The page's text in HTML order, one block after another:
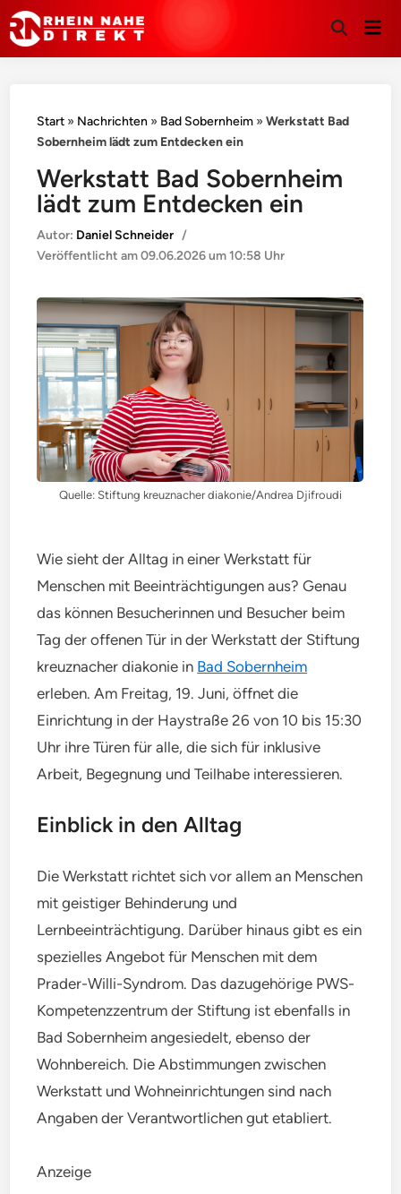
Suche
Start » Nachrichten » Bad Sobernheim »Werkstatt Bad
Sobernheim lädt zum Entdecken ein
Werkstatt Bad Sobernheim
lädt zum Entdecken ein
Autor: Daniel Schneider /
Veröffentlicht am09.06.2026 um 10:58 Uhr
Quelle: Stiftung kreuznacher diakonie/Andrea Djifroudi
Wie sieht der Alltag in einer Werkstatt für
Menschen mit Beeinträchtigungen aus? Genau
das können Besucherinnen und Besucher beim
Tag der offenen Tür in der Werkstatt der Stiftung
kreuznacher diakonie in Bad Sobernheim
erleben. Am Freitag, 19. Juni, öffnet die
Einrichtung in der Haystraße 26 von 10 bis 15:30
Uhr ihre Türen für alle, die sich für inklusive
Arbeit, Begegnung und Teilhabe interessieren.
Einblick in den Alltag
Die Werkstatt richtet sich vor allem an Menschen
mit geistiger Behinderung und
Lernbeeinträchtigung. Darüber hinaus gibt es ein
spezielles Angebot für Menschen mit dem
Prader-Willi-Syndrom. Das dazugehörige PWS-
Kompetenzzentrum der Stiftung ist ebenfalls in
Bad Sobernheim angesiedelt, ebenso der
Wohnbereich. Die Abstimmungen zwischen
Werkstatt und Wohneinrichtungen sind nach
Angaben der Verantwortlichen gut etabliert.
Anzeige